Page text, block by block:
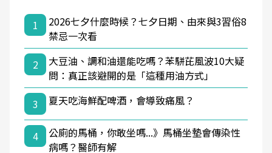
1
2026七夕什麼時候？七夕日期、由來與3習俗8
禁忌一次看
2
大豆油、調和油還能吃嗎？苯駢芘風波10大疑
問：真正該避開的是「這種用油方式」
3
夏天吃海鮮配啤酒，會導致痛風？
4
公廁的馬桶，你敢坐嗎...》馬桶坐墊會傳染性
病嗎？醫師有解